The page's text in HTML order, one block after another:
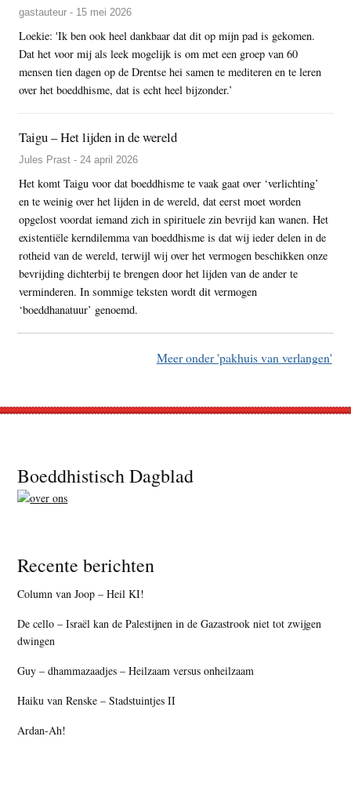
gastauteur - 15 mei 2026
Loekie: 'Ik ben ook heel dankbaar dat dit op mijn pad is gekomen.
Dat het voor mij als leek mogelijk is om met een groep van 60
mensen tien dagen op de Drentse hei samen te mediteren en te leren
over het boeddhisme, dat is echt heel bijzonder.’
Taigu – Het lijden in de wereld
Jules Prast - 24 april 2026
Het komt Taigu voor dat boeddhisme te vaak gaat over ‘verlichting’
en te weinig over het lijden in de wereld, dat eerst moet worden
opgelost voordat iemand zich in spirituele zin bevrijd kan wanen. Het
existentiële kerndilemma van boeddhisme is dat wij ieder delen in de
rotheid van de wereld, terwijl wij over het vermogen beschikken onze
bevrijding dichterbij te brengen door het lijden van de ander te
verminderen. In sommige teksten wordt dit vermogen
‘boeddhanatuur’ genoemd.
Meer onder 'pakhuis van verlangen'
Footer
Boeddhistisch Dagblad
Recente berichten
Column van Joop – Heil KI!
De cello – Israël kan de Palestijnen in de Gazastrook niet tot zwijgen
dwingen
Guy – dhammazaadjes – Heilzaam versus onheilzaam
Haiku van Renske – Stadstuintjes II
Ardan-Ah!